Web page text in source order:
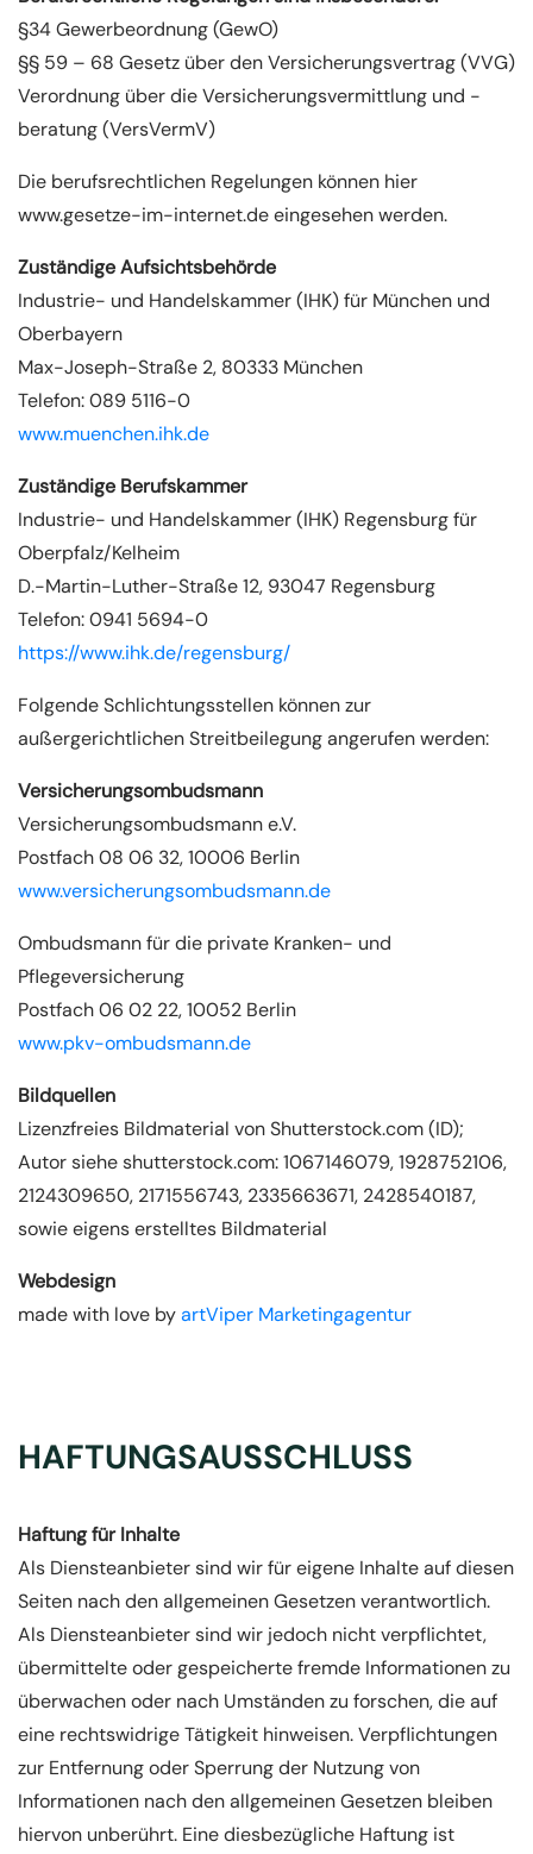
§34 Gewerbeordnung (GewO)
§§ 59 – 68 Gesetz über den Versicherungsvertrag (VVG)
Verordnung über die Versicherungsvermittlung und -
beratung (VersVermV)
Die berufsrechtlichen Regelungen können hier
www.gesetze-im-internet.de eingesehen werden.
Zuständige Aufsichtsbehörde
Industrie- und Handelskammer (IHK) für München und
Oberbayern
Max-Joseph-Straße 2, 80333 München
Telefon: 089 5116-0
www.muenchen.ihk.de
Zuständige Berufskammer
Industrie- und Handelskammer (IHK) Regensburg für
Oberpfalz/Kelheim
D.-Martin-Luther-Straße 12, 93047 Regensburg
Telefon: 0941 5694-0
https://www.ihk.de/regensburg/
Folgende Schlichtungsstellen können zur
außergerichtlichen Streitbeilegung angerufen werden:
Versicherungsombudsmann
Versicherungsombudsmann e.V.
Postfach 08 06 32, 10006 Berlin
www.versicherungsombudsmann.de
Ombudsmann für die private Kranken- und
Pflegeversicherung
Postfach 06 02 22, 10052 Berlin
www.pkv-ombudsmann.de
Bildquellen
Lizenzfreies Bildmaterial von Shutterstock.com (ID);
Autor siehe shutterstock.com: 1067146079, 1928752106,
2124309650, 2171556743, 2335663671, 2428540187,
sowie eigens erstelltes Bildmaterial
Webdesign
made with love byartViper Marketingagentur
HAFTUNGSAUSSCHLUSS
Haftung für Inhalte
Als Diensteanbieter sind wir für eigene Inhalte auf diesen
Seiten nach den allgemeinen Gesetzen verantwortlich.
Als Diensteanbieter sind wir jedoch nicht verpflichtet,
übermittelte oder gespeicherte fremde Informationen zu
überwachen oder nach Umständen zu forschen, die auf
eine rechtswidrige Tätigkeit hinweisen. Verpflichtungen
zur Entfernung oder Sperrung der Nutzung von
Informationen nach den allgemeinen Gesetzen bleiben
hiervon unberührt. Eine diesbezügliche Haftung ist